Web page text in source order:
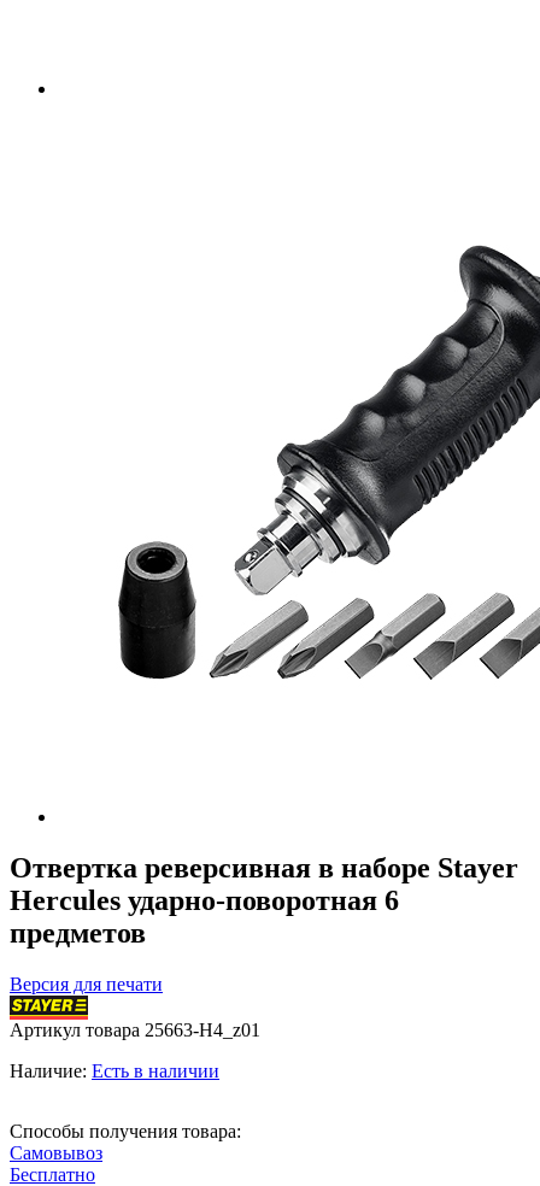
Отвертка реверсивная в наборе Stayer
Hercules ударно-поворотная 6
предметов
Версия для печати
Артикул товара 25663-H4_z01
Наличие: Есть в наличии
Способы получения товара:
Самовывоз
Бесплатно